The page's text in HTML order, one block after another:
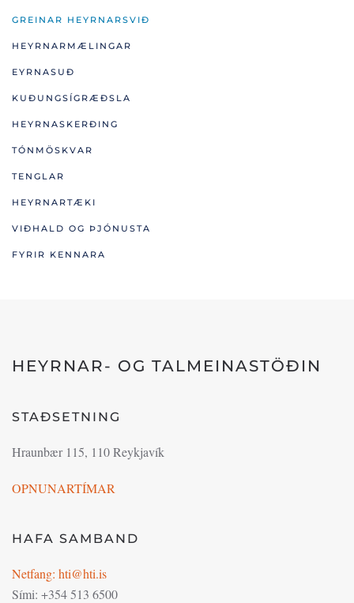
GREINAR HEYRNARSVIÐ
HEYRNARMÆLINGAR
EYRNASUÐ
KUÐUNGSÍGRÆÐSLA
HEYRNASKERÐING
TÓNMÖSKVAR
TENGLAR
HEYRNARTÆKI
VIÐHALD OG ÞJÓNUSTA
FYRIR KENNARA
HEYRNAR- OG TALMEINASTÖÐIN
STAÐSETNING
Hraunbær 115, 110 Reykjavík
OPNUNARTÍMAR
HAFA SAMBAND
Netfang: hti@hti.is
Sími: +354 513 6500